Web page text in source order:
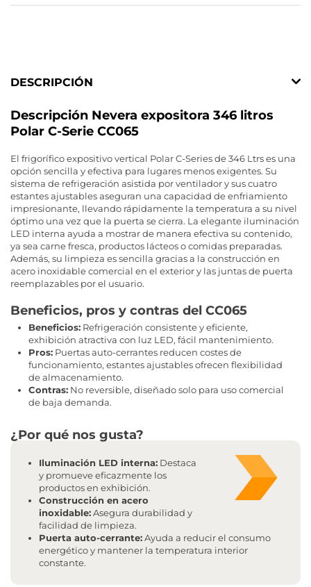
DESCRIPCIÓN
Descripción Nevera expositora 346 litros
Polar C-Serie CC065
El frigorífico expositivo vertical Polar C-Series de 346 Ltrs es una
opción sencilla y efectiva para lugares menos exigentes. Su
sistema de refrigeración asistida por ventilador y sus cuatro
estantes ajustables aseguran una capacidad de enfriamiento
impresionante, llevando rápidamente la temperatura a su nivel
óptimo una vez que la puerta se cierra. La elegante iluminación
LED interna ayuda a mostrar de manera efectiva su contenido,
ya sea carne fresca, productos lácteos o comidas preparadas.
Además, su limpieza es sencilla gracias a la construcción en
acero inoxidable comercial en el exterior y las juntas de puerta
reemplazables por el usuario.
Beneficios, pros y contras del CC065
Beneficios: Refrigeración consistente y eficiente,
exhibición atractiva con luz LED, fácil mantenimiento.
Pros: Puertas auto-cerrantes reducen costes de
funcionamiento, estantes ajustables ofrecen flexibilidad
de almacenamiento.
Contras: No reversible, diseñado solo para uso comercial
de baja demanda.
¿Por qué nos gusta?
Iluminación LED interna: Destaca
y promueve eficazmente los
productos en exhibición.
Construcción en acero
inoxidable:Asegura durabilidad y
facilidad de limpieza.
Puerta auto-cerrante:Ayuda a reducir el consumo
energético y mantener la temperatura interior
constante.